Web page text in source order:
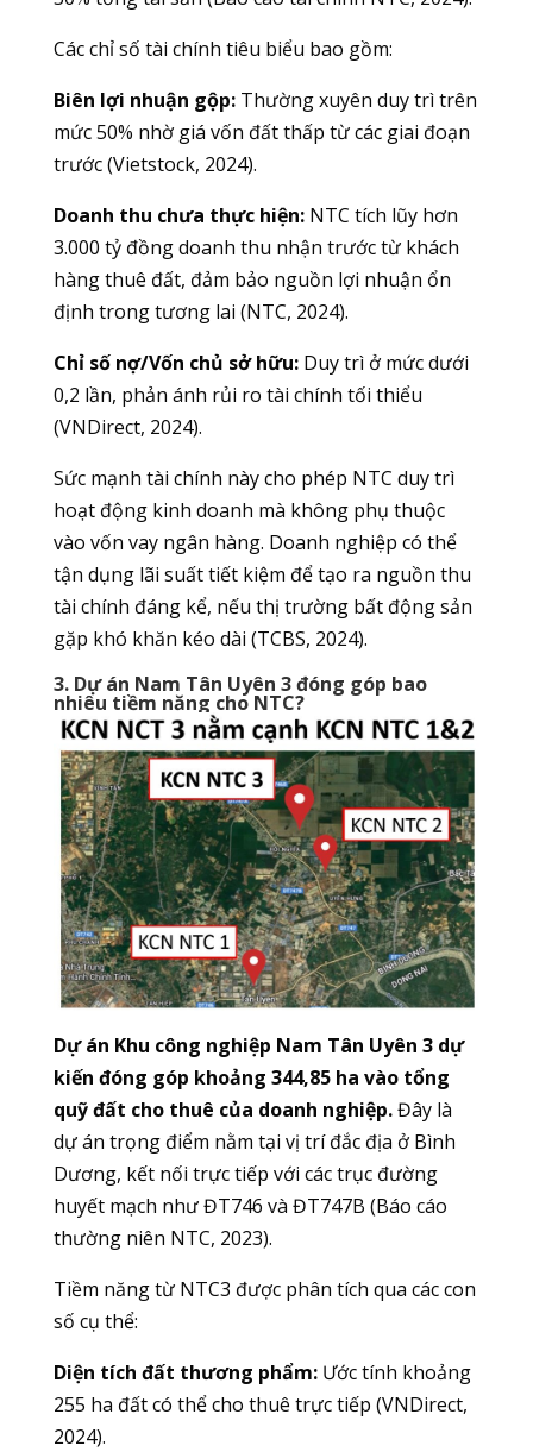
Các chỉ số tài chính tiêu biểu bao gồm:
Biên lợi nhuận gộp:Thường xuyên duy trì trên
mức 50% nhờ giá vốn đất thấp từ các giai đoạn
trước (Vietstock, 2024).
Doanh thu chưa thực hiện:NTC tích lũy hơn
3.000 tỷ đồng doanh thu nhận trước từ khách
hàng thuê đất, đảm bảo nguồn lợi nhuận ổn
định trong tương lai (NTC, 2024).
Chỉ số nợ/Vốn chủ sở hữu:Duy trì ở mức dưới
0,2 lần, phản ánh rủi ro tài chính tối thiểu
(VNDirect, 2024).
Sức mạnh tài chính này cho phép NTC duy trì
hoạt động kinh doanh mà không phụ thuộc
vào vốn vay ngân hàng. Doanh nghiệp có thể
tận dụng lãi suất tiết kiệm để tạo ra nguồn thu
tài chính đáng kể, nếu thị trường bất động sản
gặp khó khăn kéo dài (TCBS, 2024).
3. Dự án Nam Tân Uyên 3 đóng góp bao
nhiêu tiềm năng cho NTC?
Dự án Khu công nghiệp Nam Tân Uyên 3 dự
kiến đóng góp khoảng 344,85 ha vào tổng
quỹ đất cho thuê của doanh nghiệp.Đây là
dự án trọng điểm nằm tại vị trí đắc địa ở Bình
Dương, kết nối trực tiếp với các trục đường
huyết mạch như ĐT746 và ĐT747B (Báo cáo
thường niên NTC, 2023).
Tiềm năng từ NTC3 được phân tích qua các con
số cụ thể:
Diện tích đất thương phẩm:Ước tính khoảng
255 ha đất có thể cho thuê trực tiếp (VNDirect,
2024).